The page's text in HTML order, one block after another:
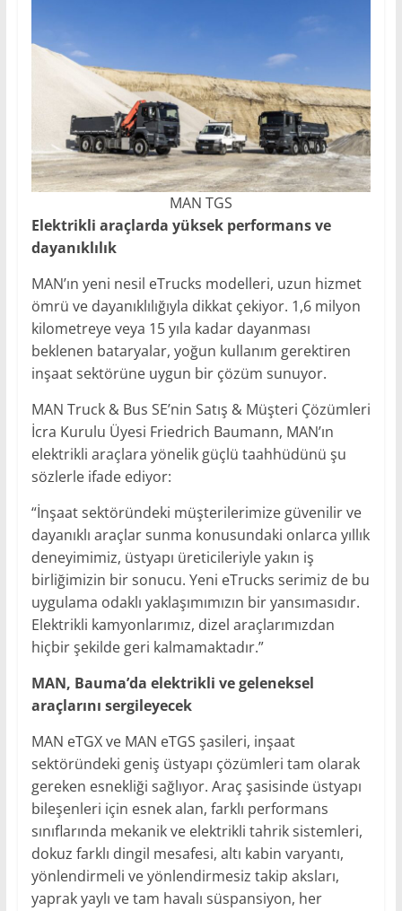
MAN TGS
Elektrikli araçlarda yüksek performans ve
dayanıklılık
MAN’ın yeni nesil eTrucks modelleri, uzun hizmet
ömrü ve dayanıklılığıyla dikkat çekiyor. 1,6 milyon
kilometreye veya 15 yıla kadar dayanması
beklenen bataryalar, yoğun kullanım gerektiren
inşaat sektörüne uygun bir çözüm sunuyor.
MAN Truck & Bus SE’nin Satış & Müşteri Çözümleri
İcra Kurulu Üyesi Friedrich Baumann, MAN’ın
elektrikli araçlara yönelik güçlü taahhüdünü şu
sözlerle ifade ediyor:
“İnşaat sektöründeki müşterilerimize güvenilir ve
dayanıklı araçlar sunma konusundaki onlarca yıllık
deneyimimiz, üstyapı üreticileriyle yakın iş
birliğimizin bir sonucu. Yeni eTrucks serimiz de bu
uygulama odaklı yaklaşımımızın bir yansımasıdır.
Elektrikli kamyonlarımız, dizel araçlarımızdan
hiçbir şekilde geri kalmamaktadır.”
MAN, Bauma’da elektrikli ve geleneksel
araçlarını sergileyecek
MAN eTGX ve MAN eTGS şasileri, inşaat
sektöründeki geniş üstyapı çözümleri tam olarak
gereken esnekliği sağlıyor. Araç şasisinde üstyapı
bileşenleri için esnek alan, farklı performans
sınıflarında mekanik ve elektrikli tahrik sistemleri,
dokuz farklı dingil mesafesi, altı kabin varyantı,
yönlendirmeli ve yönlendirmesiz takip aksları,
yaprak yaylı ve tam havalı süspansiyon, her